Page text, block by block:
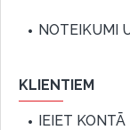
NOTEIKUMI
KLIENTIEM
IEIET KONTĀ